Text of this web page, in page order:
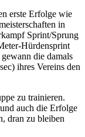
erste Erfolge wie
in
Sprint/Sprung
Hürdensprint
die damals
ihres Vereins den
zu trainieren.
auch die Erfolge
dran zu bleiben